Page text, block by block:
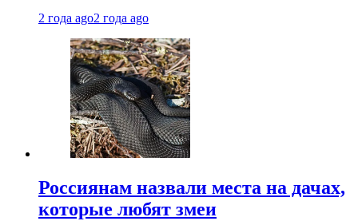
2 года ago2 года ago
Россиянам назвали места на дачах,
которые любят змеи